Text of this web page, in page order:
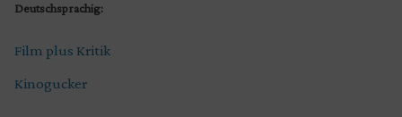
Deutschsprachig:
Film plus Kritik
Kinogucker